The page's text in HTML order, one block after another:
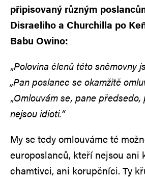
připisovaný různým
Disraeliho a Churchilla po
Babu Owino:
„Polovina členů této sněmovny
„Pan poslanec se okamžitě
„Omlouvám se, pane předsedo,
nejsou idioti.“
My se tedy omlouváme té
europoslanců, kteří nejsou ani
chamtivci, ani korupčníci. Ty